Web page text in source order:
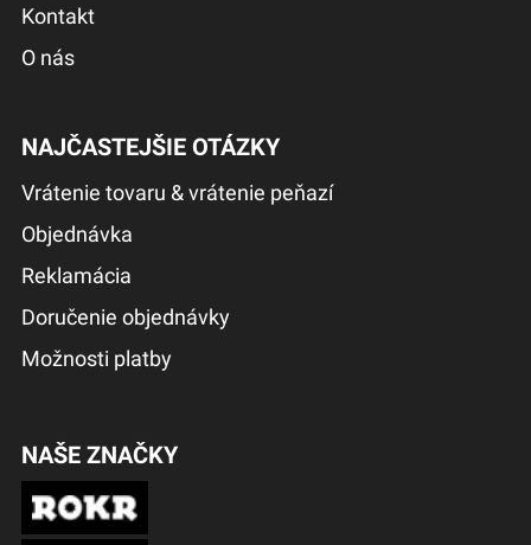
Kontakt
O nás
NAJČASTEJŠIE OTÁZKY
Vrátenie tovaru & vrátenie peňazí
Objednávka
Reklamácia
Doručenie objednávky
Možnosti platby
NAŠE ZNAČKY